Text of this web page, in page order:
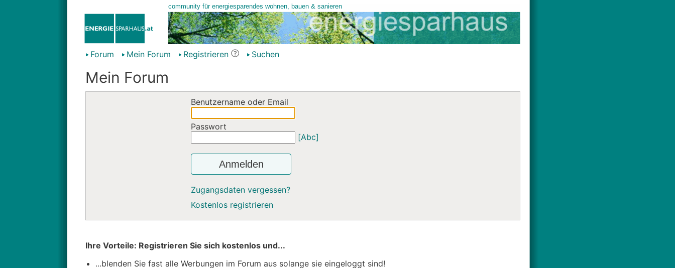
Forum Mein Forum Registrieren Suchen
Mein Forum
Benutzername oder Email
Passwort
[Abc]
Anmelden
Zugangsdaten vergessen?
Kostenlos registrieren
Ihre Vorteile: Registrieren Sie sich kostenlos und...
...blenden Sie fast alle Werbungen im Forum aus solange sie eingeloggt sind!